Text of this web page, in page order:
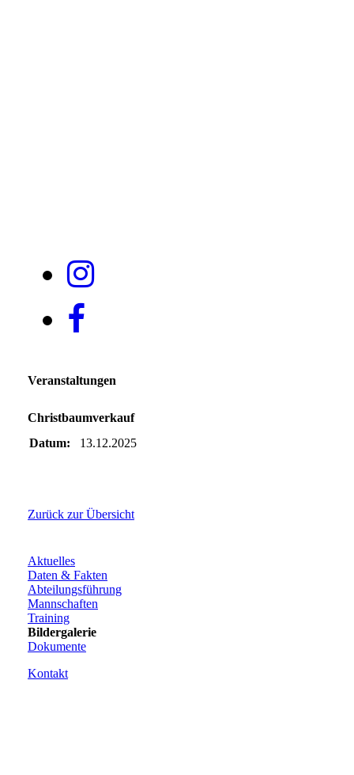
Veranstaltungen
Christbaumverkauf
Datum:
13.12.2025
Zurück zur Übersicht
Aktuelles
Daten & Fakten
Abteilungsführung
Mannschaften
Training
Bildergalerie
Dokumente
Kontakt